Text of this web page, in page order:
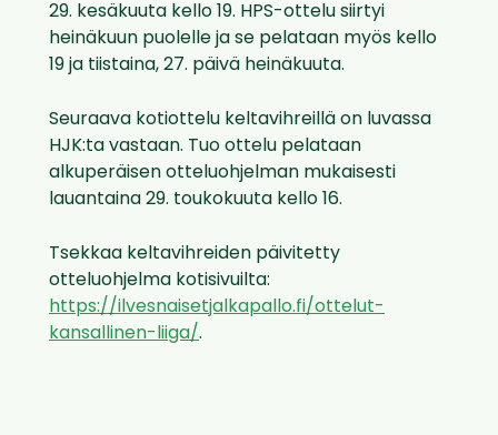
29. kesäkuuta kello 19. HPS-ottelu siirtyi
heinäkuun puolelle ja se pelataan myös kello
19 ja tiistaina, 27. päivä heinäkuuta.
Seuraava kotiottelu keltavihreillä on luvassa
HJK:ta vastaan. Tuo ottelu pelataan
alkuperäisen otteluohjelman mukaisesti
lauantaina 29. toukokuuta kello 16.
Tsekkaa keltavihreiden päivitetty
otteluohjelma kotisivuilta:
https://ilvesnaisetjalkapallo.fi/ottelut-
kansallinen-liiga/.